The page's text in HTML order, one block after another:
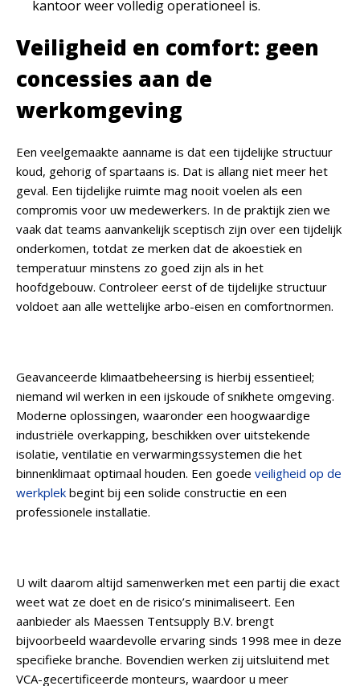
kantoor weer volledig operationeel is.
Veiligheid en comfort: geen
concessies aan de
werkomgeving
Een veelgemaakte aanname is dat een tijdelijke structuur
koud, gehorig of spartaans is. Dat is allang niet meer het
geval. Een tijdelijke ruimte mag nooit voelen als een
compromis voor uw medewerkers. In de praktijk zien we
vaak dat teams aanvankelijk sceptisch zijn over een tijdelijk
onderkomen, totdat ze merken dat de akoestiek en
temperatuur minstens zo goed zijn als in het
hoofdgebouw. Controleer eerst of de tijdelijke structuur
voldoet aan alle wettelijke arbo-eisen en comfortnormen.
Geavanceerde klimaatbeheersing is hierbij essentieel;
niemand wil werken in een ijskoude of snikhete omgeving.
Moderne oplossingen, waaronder een hoogwaardige
industriële overkapping, beschikken over uitstekende
isolatie, ventilatie en verwarmingssystemen die het
binnenklimaat optimaal houden. Een goede veiligheid op de
werkplek begint bij een solide constructie en een
professionele installatie.
U wilt daarom altijd samenwerken met een partij die exact
weet wat ze doet en de risico’s minimaliseert. Een
aanbieder als Maessen Tentsupply B.V. brengt
bijvoorbeeld waardevolle ervaring sinds 1998 mee in deze
specifieke branche. Bovendien werken zij uitsluitend met
VCA-gecertificeerde monteurs, waardoor u meer